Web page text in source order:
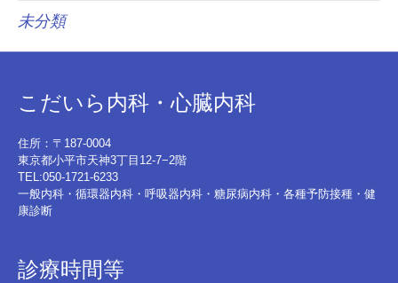
未分類
こだいら内科・心臓内科
住所：〒187-0004
東京都小平市天神3丁目12-7−2階
TEL:050-1721-6233
一般内科・循環器内科・呼吸器内科・糖尿病内科・各種予防接種・健
康診断
診療時間等